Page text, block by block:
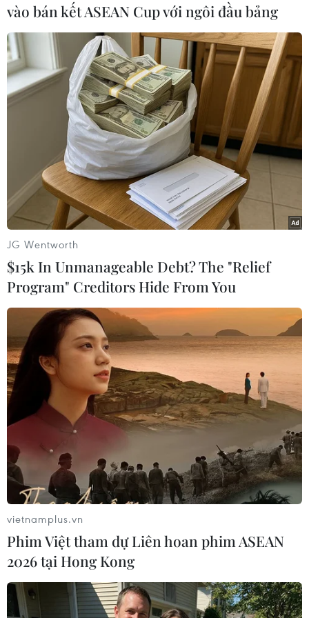
#Cộng đồng nghười Việt #Văn hóa Nhật
#Trao đổi
#Dịch giả
Nhật Bản Việt Nam
Theo dõi VietnamPlus
TIN CÙNG CHUYÊN MỤC
ASC 2026: Tiếp lửa đam mê khoa học
cho thế hệ trẻ Việt Nam
04/08/2026 14:08
Nghị quyết của Bộ Chính trị về công
tác người Việt Nam ở nước ngoài
04/08/2026 12:08
Việt Nam tham dự Trại hè Khoa học
châu Á 2026 tại Hong Kong
vào bán kết ASEAN Cup với ngôi đầu bảng
JG Wentworth
$15k In Unmanageable Debt? The "Relief
Program" Creditors Hide From You
vietnamplus.vn
Phim Việt tham dự Liên hoan phim ASEAN
2026 tại Hong Kong